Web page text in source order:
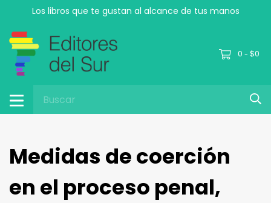
Los libros que te gustan al alcance de tus manos
0 - $0
Medidas de coerción
en el proceso penal,